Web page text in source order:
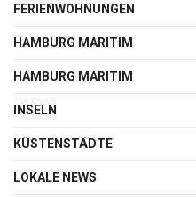
FERIENWOHNUNGEN
HAMBURG MARITIM
HAMBURG MARITIM
INSELN
KÜSTENSTÄDTE
LOKALE NEWS